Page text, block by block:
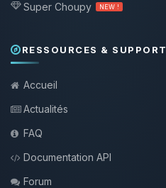
Super Choupy NEW !
RESSOURCES & SUPPORT
Accueil
Actualités
FAQ
Documentation API
Forum